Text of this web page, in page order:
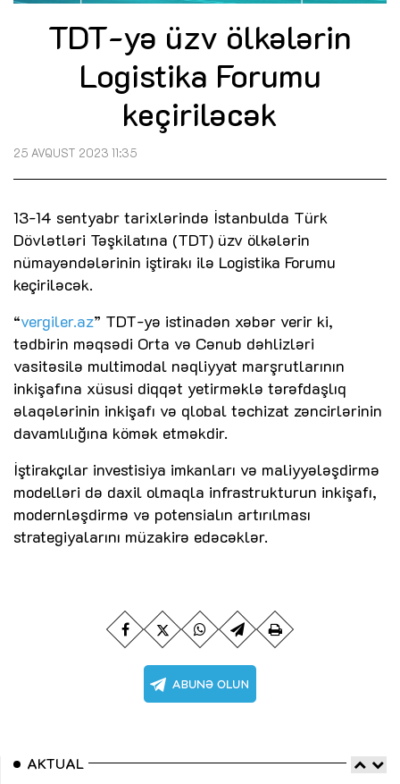
TDT-yə üzv ölkələrin
Logistika Forumu
keçiriləcək
25 AVQUST 2023 11:35
13-14 sentyabr tarixlərində İstanbulda Türk
Dövlətləri Təşkilatına (TDT) üzv ölkələrin
nümayəndələrinin iştirakı ilə Logistika Forumu
keçiriləcək.
“vergiler.az” TDT-yə istinadən xəbər verir ki,
tədbirin məqsədi Orta və Cənub dəhlizləri
vasitəsilə multimodal nəqliyyat marşrutlarının
inkişafına xüsusi diqqət yetirməklə tərəfdaşlıq
əlaqələrinin inkişafı və qlobal təchizat zəncirlərinin
davamlılığına kömək etməkdir.
İştirakçılar investisiya imkanları və maliyyələşdirmə
modelləri də daxil olmaqla infrastrukturun inkişafı,
modernləşdirmə və potensialın artırılması
strategiyalarını müzakirə edəcəklər.
AKTUAL